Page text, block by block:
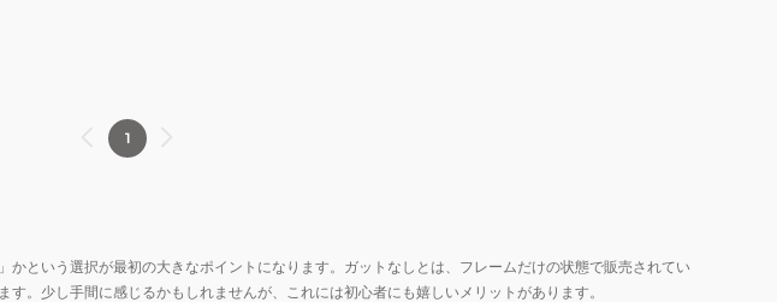
1
という選択が最初の大きなポイントになります。ガットなしとは、フレームだけの状態で販売されてい
。少し手間に感じるかもしれませんが、これには初心者にも嬉しいメリットがあります。